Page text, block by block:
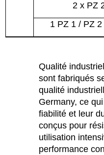
2 x PZ
1 PZ 1 / PZ
Qualité
sont fabriqués
qualité
Germany, ce
fiabilité et leur
conçus pour
utilisation
performance